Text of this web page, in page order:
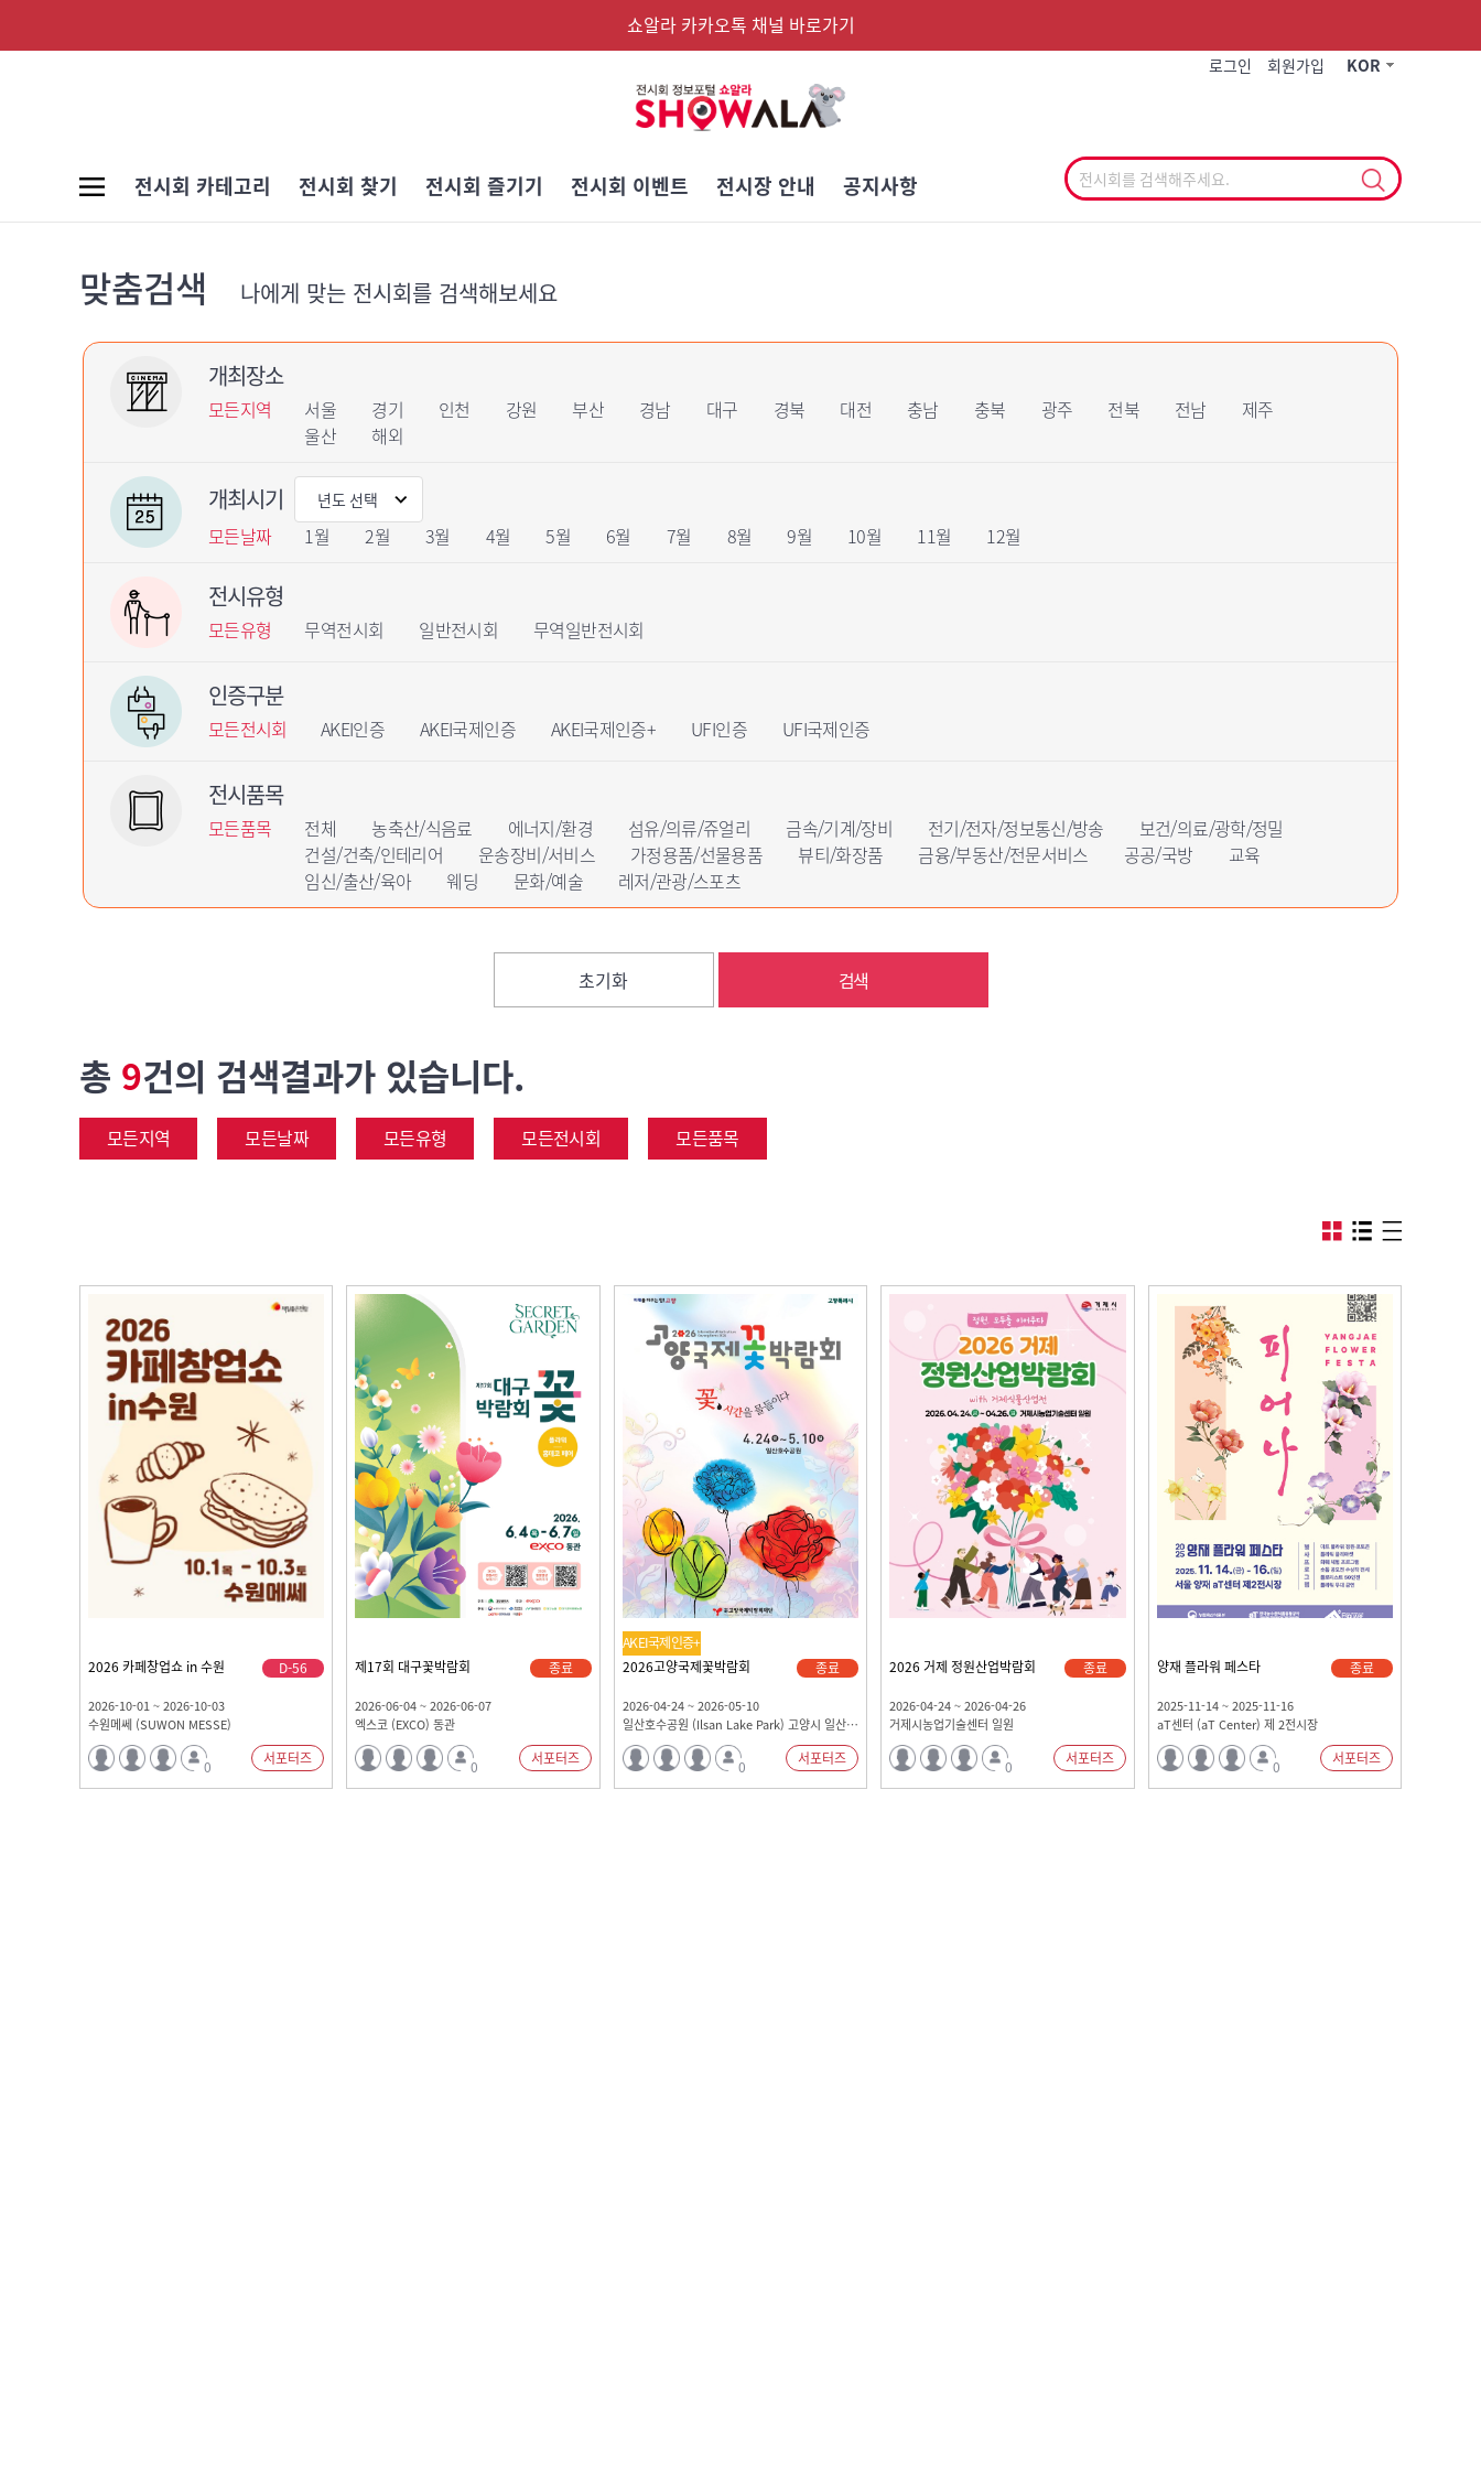
쇼알라 카카오톡 채널 바로가기
로그인 회원가입 KOR
전시회 카테고리 전시회 찾기 전시회 즐기기 전시회 이벤트 전시장 안내 공지사항
맞춤검색 나에게 맞는 전시회를 검색해보세요
개최장소
모든지역 서울 경기 인천 강원 부산 경남 대구 경북 대전 충남 충북 광주 전북 전남
제주
울산
해외
개최시기
모든날짜 1월 2월 3월 4월 5월 6월 7월 8월 9월 10월 11월 12월
전시유형
모든유형 무역전시회 일반전시회 무역일반전시회
인증구분
모든전시회 AKEI인증 AKEI국제인증 AKEI국제인증+ UFI인증 UFI국제인증
전시품목
모든품목 전체 농축산/식음료 에너지/환경 섬유/의류/쥬얼리 금속/기계/장비 전기/전자/정보통신/방송
보건/의료/광학/정밀
건설/건축/인테리어
운송장비/서비스 가정용품/선물용품 뷰티/화장품 금융/부동산/전문서비스 공공/국방
교육
임신/출산/육아
웨딩 문화/예술 레저/관광/스포츠
초기화 검색
총 9건의 검색결과가 있습니다.
모든지역 모든날짜 모든유형 모든전시회 모든품목
2026 카페창업쇼 in 수원 D-56
2026-10-01 ~ 2026-10-03
수원메쎄 (SUWON MESSE)
0 서포터즈
제17회 대구꽃박람회 종료
2026-06-04 ~ 2026-06-07
엑스코 (EXCO) 동관
0 서포터즈
AKEI국제인증+
2026고양국제꽃박람회
종료
2026-04-24 ~ 2026-05-10
일산호수공원 (Ilsan Lake Park) 고양시 일산호수공원(고양꽃전시관 포함)
0 서포터즈
2026 거제 정원산업박람회 종료
2026-04-24 ~ 2026-04-26
거제시농업기술센터 일원
0 서포터즈
양재 플라워 페스타 종료
2025-11-14 ~ 2025-11-16
aT센터 (aT Center) 제 2전시장
0 서포터즈